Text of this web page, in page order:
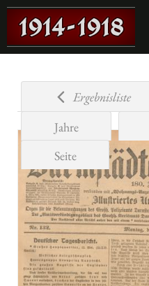
Ergebnisliste
Jahre
Seite